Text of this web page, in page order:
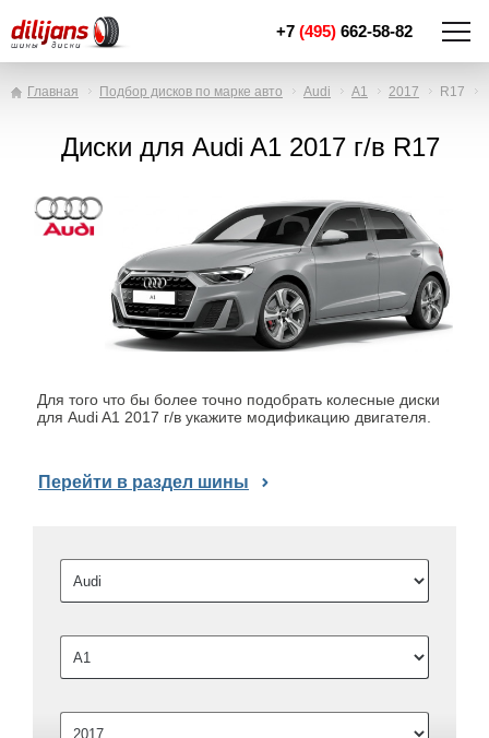
+7 (495) 662-58-82
Главная Подбор дисков по марке авто Audi A1 2017 R17
Диски для Audi A1 2017 г/в R17
Для того что бы более точно подобрать колесные диски
для Audi A1 2017 г/в укажите модификацию двигателя.
Перейти в раздел шины